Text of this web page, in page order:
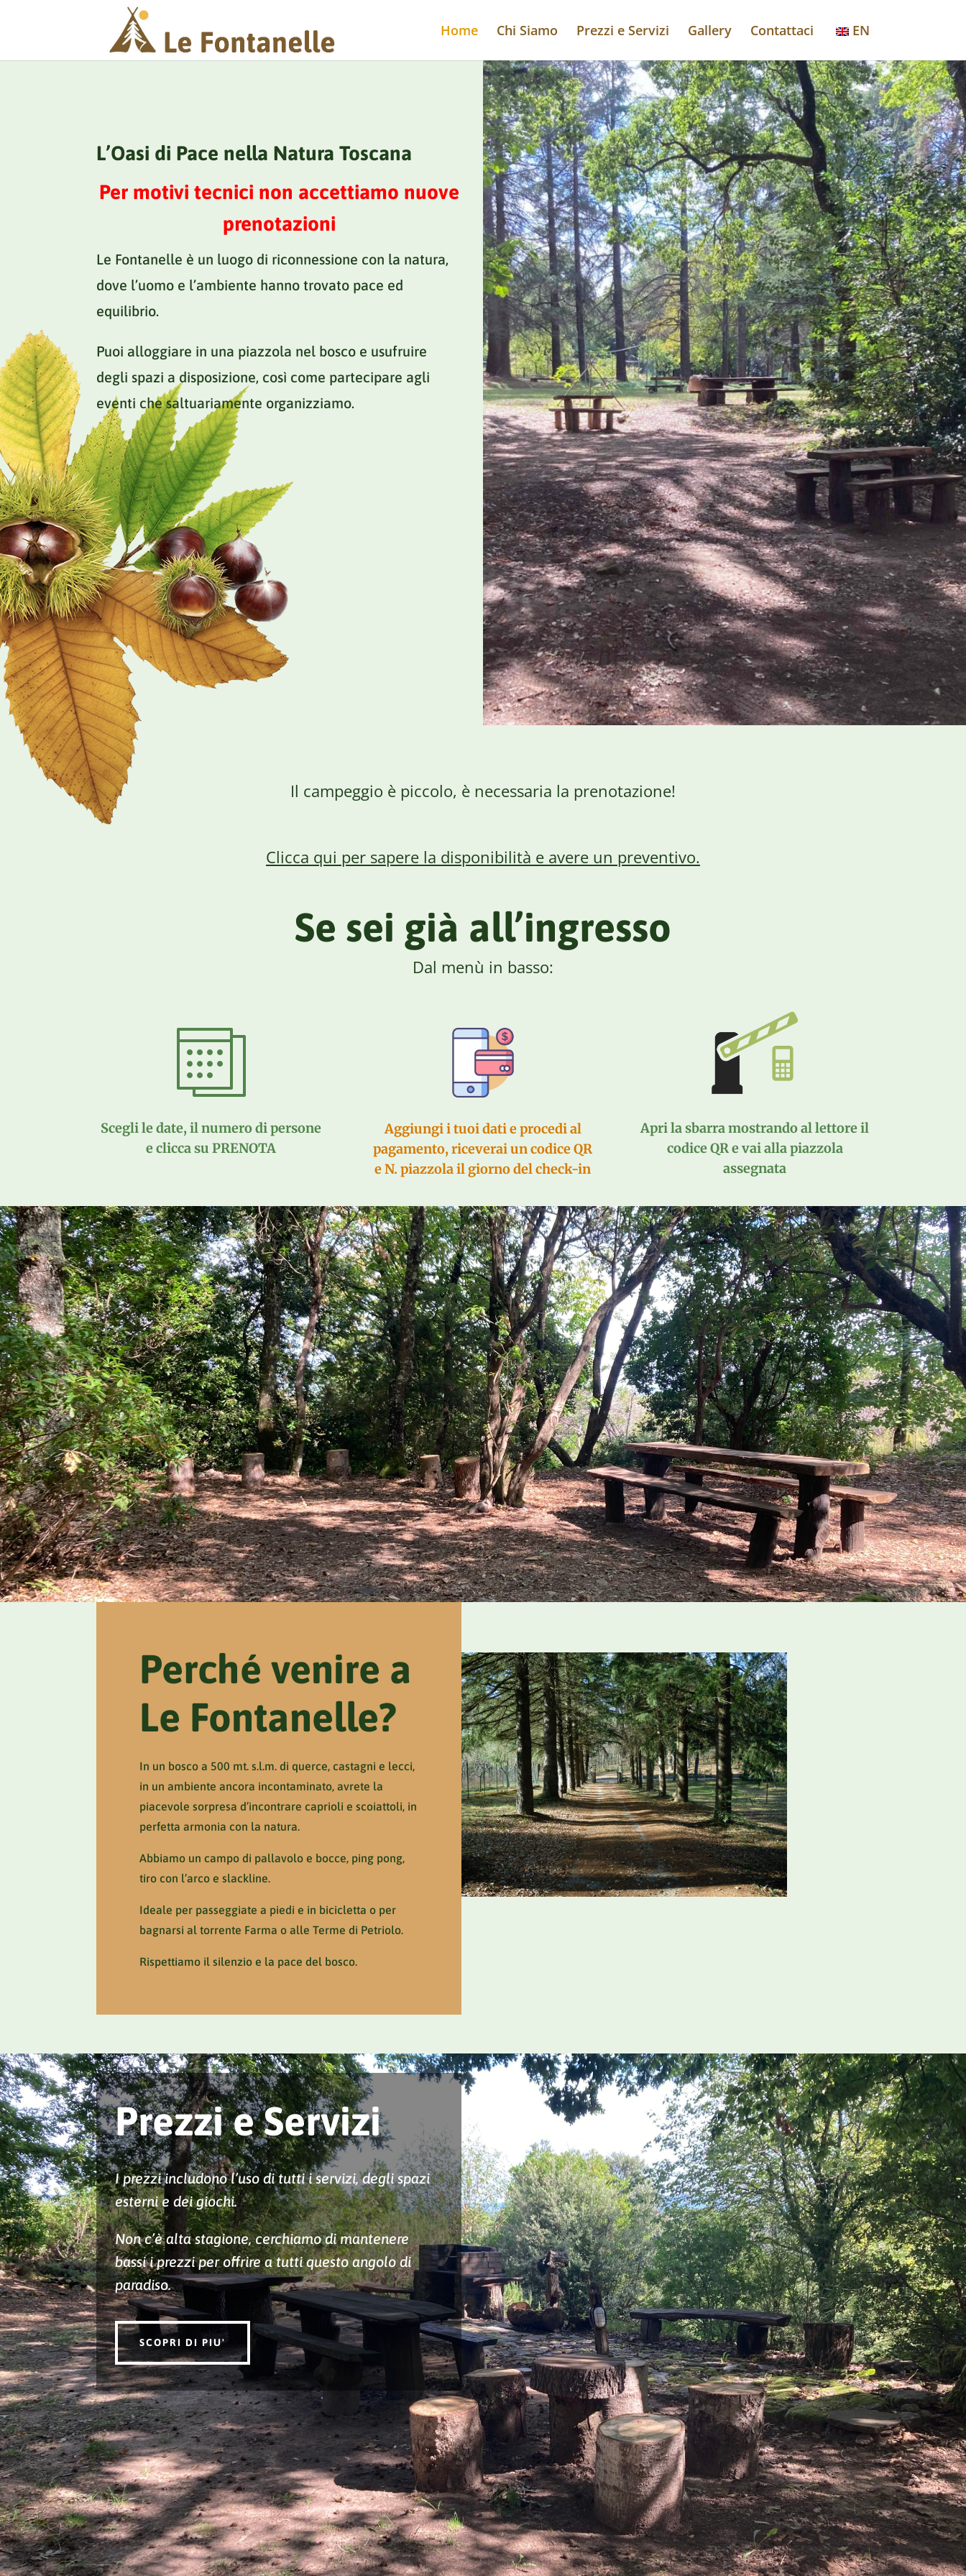
Home Chi Siamo Prezzi e Servizi Gallery Contattaci EN
L’Oasi di Pace nella Natura Toscana
Per motivi tecnici non accettiamo nuove
prenotazioni
Le Fontanelle è un luogo di riconnessione con la natura,
dove l’uomo e l’ambiente hanno trovato pace ed
equilibrio.
Puoi alloggiare in una piazzola nel bosco e usufruire
degli spazi a disposizione, così come partecipare agli
eventi che saltuariamente organizziamo.
Il campeggio è piccolo, è necessaria la prenotazione!
Clicca qui per sapere la disponibilità e avere un preventivo.
Se sei già all’ingresso
Dal menù in basso:
Scegli le date, il numero di persone
e clicca su PRENOTA
Aggiungi i tuoi dati e procedi al
pagamento, riceverai un codice QR
e N. piazzola il giorno del check-in
Apri la sbarra mostrando al lettore il
codice QR e vai alla piazzola
assegnata
Perché venire a
Le Fontanelle?
In un bosco a 500 mt. s.l.m. di querce, castagni e lecci,
in un ambiente ancora incontaminato, avrete la
piacevole sorpresa d’incontrare caprioli e scoiattoli, in
perfetta armonia con la natura.
Abbiamo un campo di pallavolo e bocce, ping pong,
tiro con l’arco e slackline.
Ideale per passeggiate a piedi e in bicicletta o per
bagnarsi al torrente Farma o alle Terme di Petriolo.
Rispettiamo il silenzio e la pace del bosco.
Prezzi e Servizi
I prezzi includono l’uso di tutti i servizi, degli spazi
esterni e dei giochi.
Non c’è alta stagione, cerchiamo di mantenere
bassi i prezzi per offrire a tutti questo angolo di
paradiso.
SCOPRI DI PIU'